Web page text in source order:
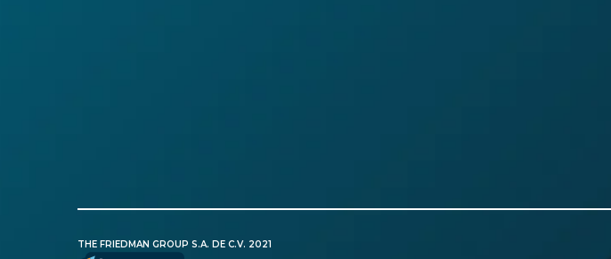
THE FRIEDMAN GROUP S.A. DE C.V. 2021